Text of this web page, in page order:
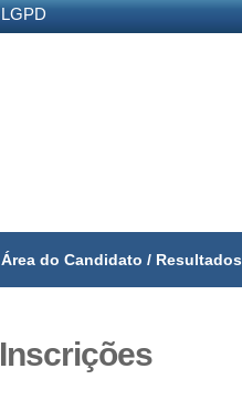
LGPD
Área do Candidato / Resultados
Inscrições